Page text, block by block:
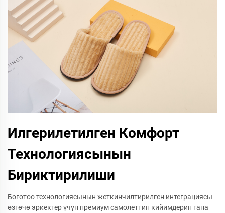
Илгерилетилген Комфорт
Технологиясынын
Бириктирилиши
Боготоо технологиясынын жеткинчилтирилген интеграциясы
өзгөчө эркектер үчүн премиум самолеттин кийимдерин гана